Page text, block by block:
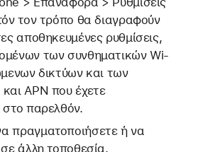
τον τρόπο θα διαγραφούν
αποθηκευμένες ρυθμίσεις,
των συνθηματικών Wi-
δικτύων και των
APN που έχετε
στο παρελθόν.
πραγματοποιήσετε ή να
άλλη τοποθεσία.